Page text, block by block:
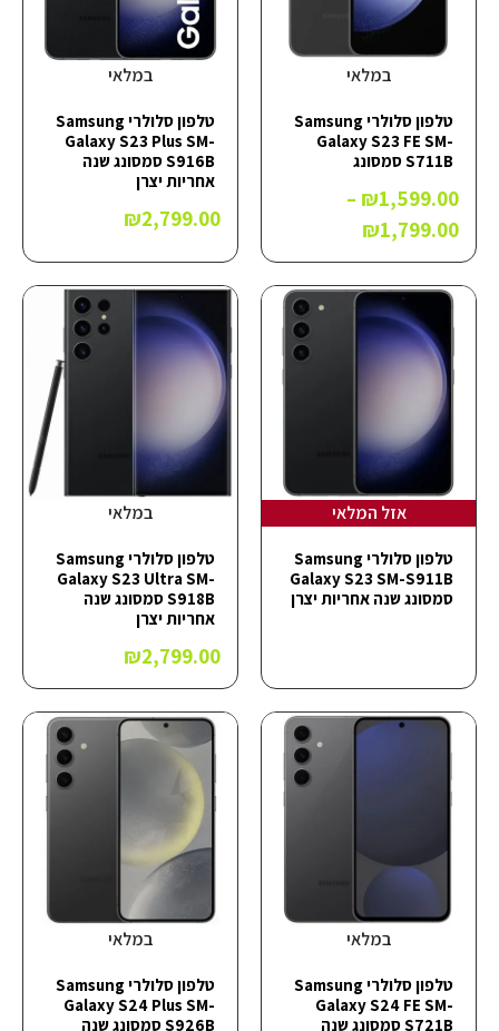
במלאי
טלפון סלולרי Samsung
Galaxy S23 FE SM-
S711B סמסונג
₪1,599.00
–
₪1,799.00
במלאי
טלפון סלולרי Samsung
Galaxy S23 Plus SM-
S916B סמסונג שנה
אחריות יצרן
₪2,799.00
אזל המלאי
טלפון סלולרי Samsung
Galaxy S23 SM-S911B
סמסונג שנה אחריות יצרן
במלאי
טלפון סלולרי Samsung
Galaxy S23 Ultra SM-
S918B סמסונג שנה
אחריות יצרן
₪2,799.00
במלאי
טלפון סלולרי Samsung
Galaxy S24 FE SM-
S721B סמסונג שנה
במלאי
טלפון סלולרי Samsung
Galaxy S24 Plus SM-
S926B סמסונג שנה